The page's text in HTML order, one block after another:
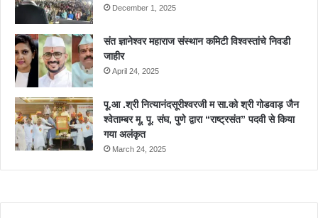
December 1, 2025
संत ज्ञानेश्वर महाराज संस्थान कमिटी विश्वस्तांचे निवडी
जाहीर
April 24, 2025
पू.आ .श्री नित्यानंदसूरीश्वरजी म सा.को श्री गोडवाड़ जैन
श्वेताम्बर मू. पू. संघ, पुणे द्वारा “राष्ट्रसंत” पदवी से किया
गया अलंकृत
March 24, 2025